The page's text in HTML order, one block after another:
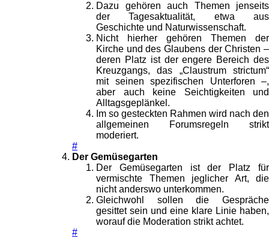
Dazu gehören auch Themen jenseits
der Tagesaktualität, etwa aus
Geschichte und Naturwissenschaft.
Nicht hierher gehören Themen der
Kirche und des Glaubens der Christen –
deren Platz ist der engere Bereich des
Kreuzgangs, das „Claustrum strictum“
mit seinen spezifischen Unterforen –,
aber auch keine Seichtigkeiten und
Alltagsgeplänkel.
Im so gesteckten Rahmen wird nach den
allgemeinen Forumsregeln strikt
moderiert.
#
Der Gemüsegarten
Der Gemüsegarten ist der Platz für
vermischte Themen jeglicher Art, die
nicht anderswo unterkommen.
Gleichwohl sollen die Gespräche
gesittet sein und eine klare Linie haben,
worauf die Moderation strikt achtet.
#